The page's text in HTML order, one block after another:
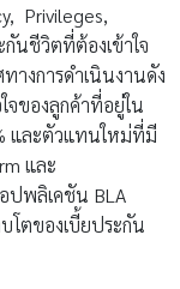
Privileges,
นชีวิตที่ต้องเข้าใจ
างการดำเนินงานดัง
จของลูกค้าที่อยู่ใน
และตัวแทนใหม่ที่มี
และ
ปพลิเคชัน BLA
โตของเบี้ยประกัน